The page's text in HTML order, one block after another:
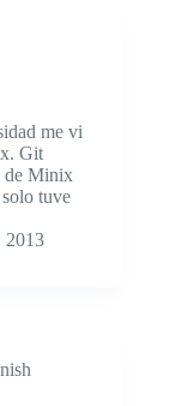
me vi
Git
de Minix
tuve
2013